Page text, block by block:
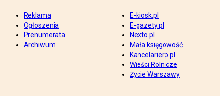
Reklama
Ogłoszenia
Prenumerata
Archiwum
E-kiosk.pl
E-gazety.pl
Nexto.pl
Mała księgowość
Kancelarierp.pl
Wieści Rolnicze
Życie Warszawy